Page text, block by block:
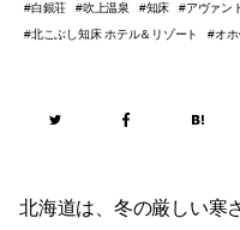
白銀荘
吹上温泉 知床 アヴァン
北こぶし知床 ホテル＆リゾート
オ
北海道は、冬の厳しい寒